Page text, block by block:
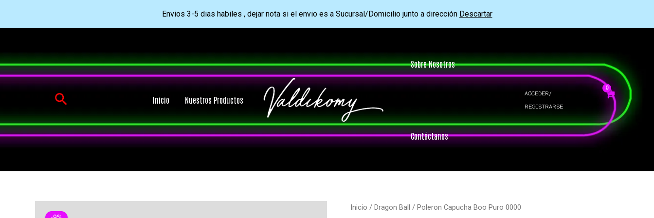
Envios 3-5 dias habiles , dejar nota si el envio es a Sucursal/Domicilio junto a dirección Descartar
contenido
Buscar Inicio Nuestros Productos
Sobre Nosotros
Contáctanos
ACCEDER/
REGISTRARSE
Inicio / Dragon Ball / Poleron Capucha Boo Puro 0000